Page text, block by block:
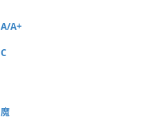
A/A+
C
魔